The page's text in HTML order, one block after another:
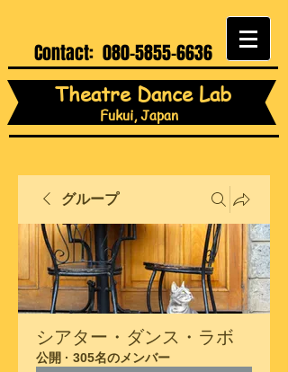
Contact: 080-5855-6636
Theatre Dance Lab
Fukui, Japan
グループ
シアター・ダンス・ラボ
公開 · 305名のメンバー